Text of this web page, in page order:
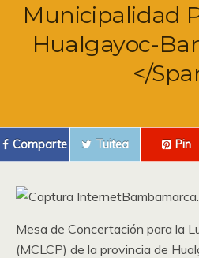
Municipalidad
Hualgayoc-
</
Comparte Tuitea Pin
Mesa de Concertación para la
(MCLCP) de la provincia de